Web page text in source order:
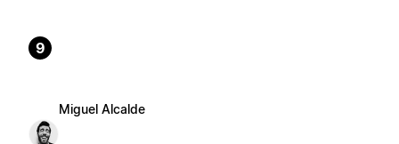
9
Miguel Alcalde